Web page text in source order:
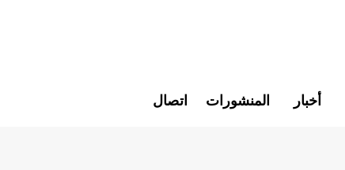
أخبار المنشورات اتصال